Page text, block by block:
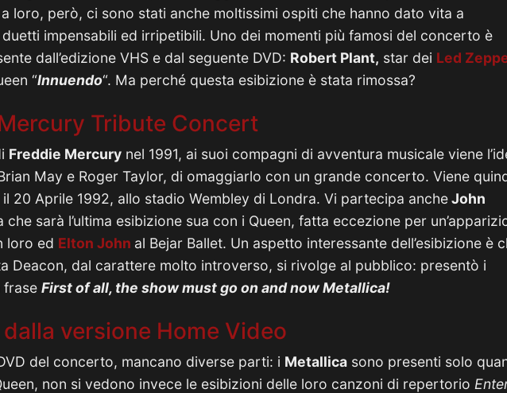
a loro, però, ci sono stati anche moltissimi ospiti che hanno dato vita a
impensabili ed irripetibili. Uno dei momenti più famosi del concerto è
dall’edizione VHS e dal seguente DVD: Robert Plant, star dei Led
“Innuendo“. Ma perché questa esibizione è stata rimossa?
Tribute Concert
Freddie Mercury nel 1991, ai suoi compagni di avventura musicale viene
May e Roger Taylor, di omaggiarlo con un grande concerto. Viene
20 Aprile 1992, allo stadio Wembley di Londra. Vi partecipa ancheJohn
che sarà l’ultima esibizione sua con i Queen, fatta eccezione per
loro ed Elton John al Bejar Ballet. Un aspetto interessante dell’esibizione è
Deacon, dal carattere molto introverso, si rivolge al pubblico: presentò i
frase First of all, the show must go on and now Metallica!
versione Home Video
del concerto, mancano diverse parti: i Metallica sono presenti solo
non si vedono invece le esibizioni delle loro canzoni di repertorio